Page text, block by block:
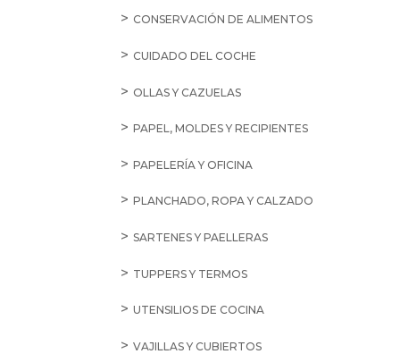
CONSERVACIÓN DE ALIMENTOS
CUIDADO DEL COCHE
OLLAS Y CAZUELAS
PAPEL, MOLDES Y RECIPIENTES
PAPELERÍA Y OFICINA
PLANCHADO, ROPA Y CALZADO
SARTENES Y PAELLERAS
TUPPERS Y TERMOS
UTENSILIOS DE COCINA
VAJILLAS Y CUBIERTOS